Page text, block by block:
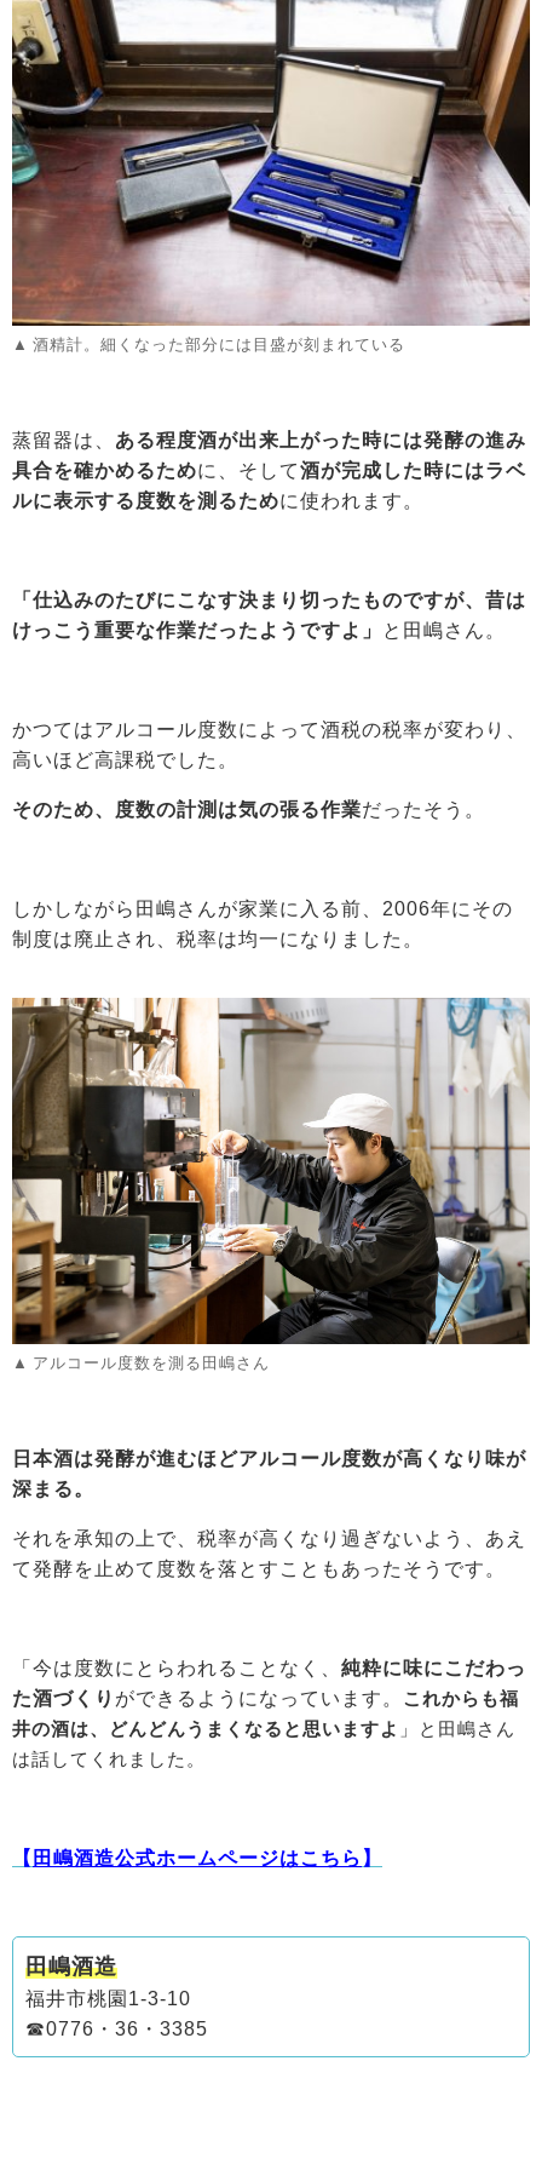
酒精計。細くなった部分には目盛が刻まれている
蒸留器は、 ある程度酒が出来上がった時には発酵の進み
具合を確かめるために、そして酒が完成した時にはラベ
ルに表示する度数を測るために使われます。
「仕込みのたびにこなす決まり切ったものですが、昔は
けっこう重要な作業だったようですよ」
と田嶋さん。
かつてはアルコール度数によって酒税の税率が変わり、
高いほど高課税でした。
そのため、度数の計測は気の張る作業だったそう。
しかしながら田嶋さんが家業に入る前、2006年にその
制度は廃止され、税率は均一になりました。
アルコール度数を測る田嶋さん
日本酒は発酵が進むほどアルコール度数が高くなり味が
深まる。
それを承知の上で、税率が高くなり過ぎないよう、あえ
て発酵を止めて度数を落とすこともあったそうです。
「今は度数にとらわれることなく、 純粋に味にこだわっ
た酒づくり ができるようになっています。 これからも福
井の酒は、どんどんうまくなると思いますよ 」
と田嶋さん
は話してくれました。
【 田嶋酒造公式ホームページはこちら 】
田嶋酒造
福井市桃園1-3-10
☎0776・36・3385